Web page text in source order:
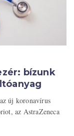
bízunk
új koronavírus
az AstraZeneca